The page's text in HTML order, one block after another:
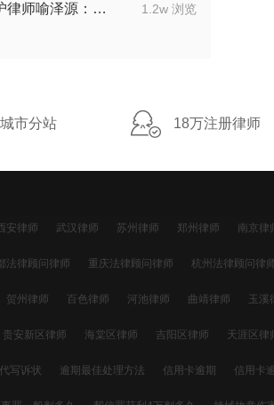
1.2w 浏览
源：擅长疑难复杂刑案
市分站 18万注册律师
安律师 武汉律师 苏州律师 郑州律师 南京律
法律顾问律师 重庆法律顾问律师 杭州法律顾问律
南昌法律顾问律师 哈尔滨法律顾问律师
贺州律师 百色律师 河池律师 曲靖律师 玉溪
贵安新区律师 海棠区律师 吉阳区律师 天涯区律
代写诉状 逾期最佳处理方法 信用卡逾期 信用卡